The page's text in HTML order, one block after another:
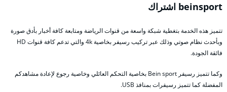
beinsport اشتراك
تتميز هذه الخدمة بتغطية شبكة واسعة من قنوات الرياضة ومتابعة كافة أخبار بأدق صورة
وبأحدث نظام صوتي وذلك عبر تركيب رسيفر بخاصية 4k والتي تدعم كافة قنوات HD
فائقة الجودة.
وكما تتميز رسيفر Bein sport بخاصية التحكم العائلي وخاصية رجوع لإعادة مشاهدكم
المفضلة كما تتميز رسيفرات بمنافذ USB.